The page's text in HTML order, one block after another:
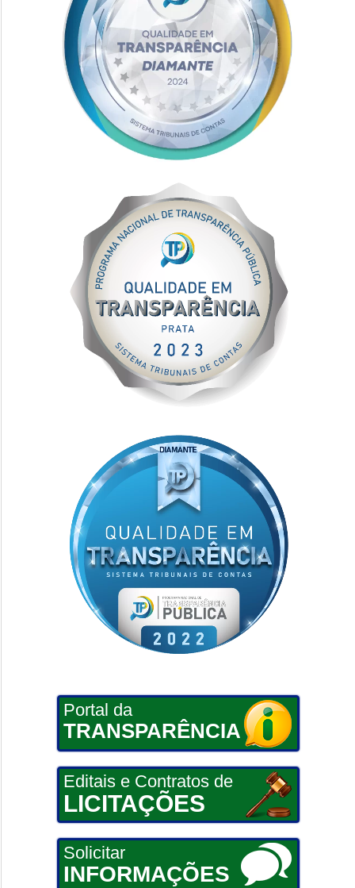
Portal da
TRANSPARÊNCIA
Editais e Contratos de
LICITAÇÕES
Solicitar
INFORMAÇÕES